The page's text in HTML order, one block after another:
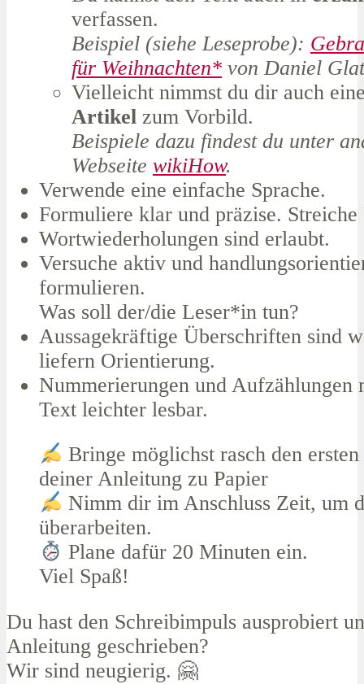
verfassen.
Beispiel (siehe Leseprobe):
für Weihnachten* von Daniel
Vielleicht nimmst du dir auch
Artikel zum Vorbild.
Beispiele dazu findest du unter
Webseite wikiHow.
Verwende eine einfache Sprache.
Formuliere klar und präzise.
Wortwiederholungen sind erlaubt.
Versuche aktiv und
formulieren.
Was soll der/die Leser*in tun?
Aussagekräftige Überschriften sind
liefern Orientierung.
Nummerierungen und Aufzählungen
Text leichter lesbar.
Bringe möglichst rasch den
deiner Anleitung zu Papier
Nimm dir im Anschluss Zeit, um
überarbeiten.
Plane dafür 20 Minuten ein.
Viel Spaß!
Du hast den Schreibimpuls ausprobiert
Anleitung geschrieben?
Wir sind neugierig. 🤗